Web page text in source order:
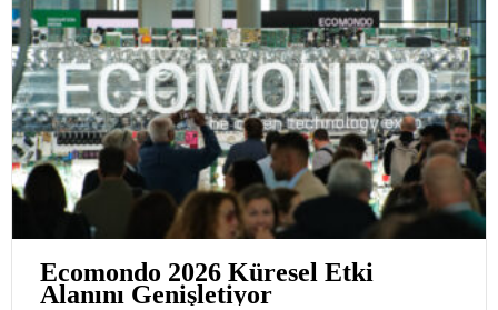
Ecomondo 2026 Küresel Etki
Alanını Genişletiyor